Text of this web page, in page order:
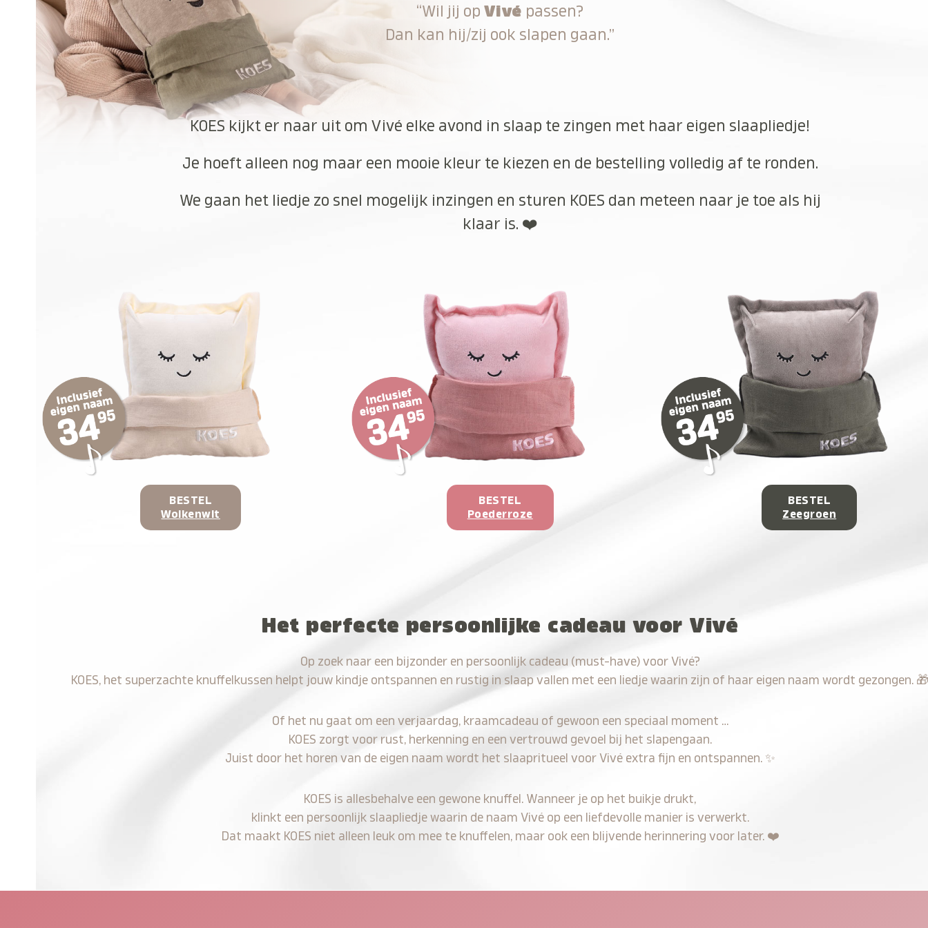
“Wil jij op Vivé passen?
Dan kan hij/zij ook slapen gaan.”
KOES kijkt er naar uit om Vivé elke avond in slaap te zingen met haar eigen slaapliedje!
Je hoeft alleen nog maar een mooie kleur te kiezen en de bestelling volledig af te ronden.
We gaan het liedje zo snel mogelijk inzingen en sturen KOES dan meteen naar je toe als hij
klaar is. ❤️
BESTEL
Wolkenwit
BESTEL
Poederroze
BESTEL
Zeegroen
Het perfecte persoonlijke cadeau voor Vivé
Op zoek naar een bijzonder en persoonlijk cadeau (must-have) voor Vivé?
KOES, het superzachte knuffelkussen helpt jouw kindje ontspannen en rustig in slaap vallen met een liedje waarin zijn of haar eigen naam wordt gezongen.
Of het nu gaat om een verjaardag, kraamcadeau of gewoon een speciaal moment …
KOES zorgt voor rust, herkenning en een vertrouwd gevoel bij het slapengaan.
Juist door het horen van de eigen naam wordt het slaapritueel voor Vivé extra fijn en ontspannen. ✨
KOES is allesbehalve een gewone knuffel. Wanneer je op het buikje drukt,
klinkt een persoonlijk slaapliedje waarin de naam Vivé op een liefdevolle manier is verwerkt.
Dat maakt KOES niet alleen leuk om mee te knuffelen, maar ook een blijvende herinnering voor later. ❤️